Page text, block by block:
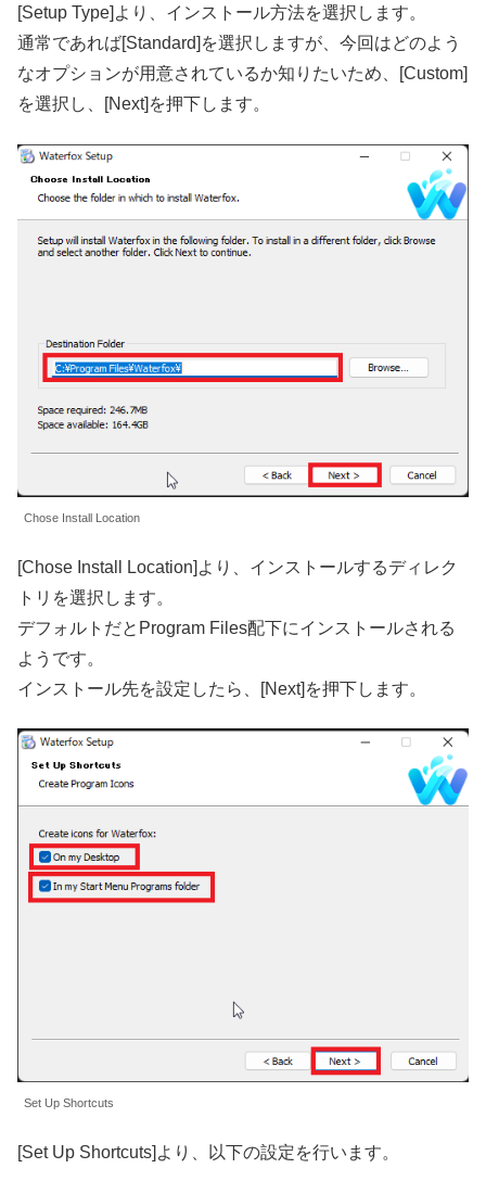
[Setup Type]より、インストール方法を選択します。
通常であれば[Standard]を選択しますが、今回はどのよう
なオプションが用意されているか知りたいため、[Custom]
を選択し、[Next]を押下します。
Chose Install Location
[Chose Install Location]より、インストールするディレク
トリを選択します。
デフォルトだとProgram Files配下にインストールされる
ようです。
インストール先を設定したら、[Next]を押下します。
Set Up Shortcuts
[Set Up Shortcuts]より、以下の設定を行います。